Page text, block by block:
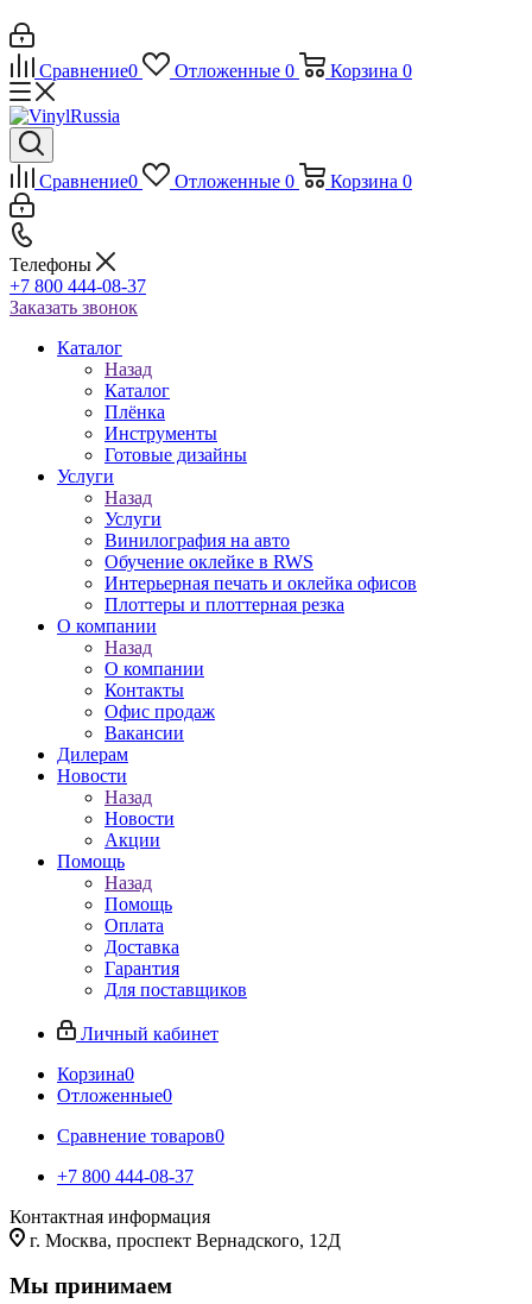
Сравнение0 Отложенные 0 Корзина 0
Сравнение0 Отложенные 0 Корзина 0
Телефоны
+7 800 444-08-37
Заказать звонок
Каталог
Назад
Каталог
Плёнка
Инструменты
Готовые дизайны
Услуги
Назад
Услуги
Винилография на авто
Обучение оклейке в RWS
Интерьерная печать и оклейка офисов
Плоттеры и плоттерная резка
О компании
Назад
О компании
Контакты
Офис продаж
Вакансии
Дилерам
Новости
Назад
Новости
Акции
Помощь
Назад
Помощь
Оплата
Доставка
Гарантия
Для поставщиков
Личный кабинет
Корзина0
Отложенные0
Сравнение товаров0
+7 800 444-08-37
Контактная информация
г. Москва, проспект Вернадского, 12Д
Мы принимаем